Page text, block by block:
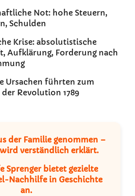
Not: hohe Steuern,
Schulden
Krise: absolutistische
Aufklärung, Forderung nach
Ursachen führten zum
Revolution 1789
der Familie genommen –
verständlich erklärt.
Sprengerbietet gezielte
Nachhilfe in Geschichte
an.